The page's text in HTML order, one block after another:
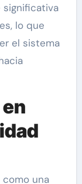
significativa
lo que
el sistema
una